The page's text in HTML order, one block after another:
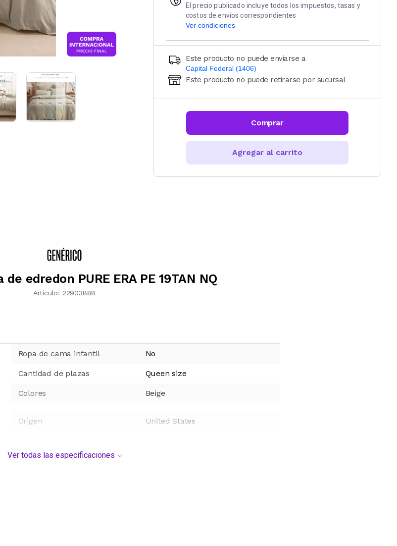
El precio publicado incluye todos los impuestos, tasas y
costos de envíos correspondientes
Ver condiciones
Este producto no puede enviarse a
Capital Federal (1406)
Ingresá código postal (sólo números)
CALCULAR
Este producto no puede retirarse por sucursal
Comprar
Agregar al carrito
edredon PURE ERA PE 19TAN NQ
Artículo: 22903888
Ropa de cama infantil No
Cantidad de plazas Queen size
Colores Beige
Origen United States
Ver todas las especificaciones